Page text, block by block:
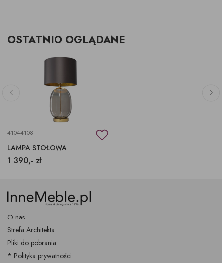
OSTATNIO OGLĄDANE
41044108
LAMPA STOŁOWA
1 390,- zł
O nas
Strefa Architekta
Pliki do pobrania
* Polityka prywatności